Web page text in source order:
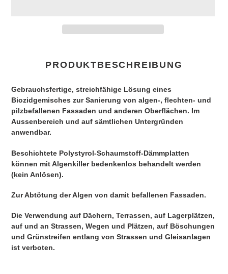
hinzugefügt
PRODUKTBESCHREIBUNG
Gebrauchsfertige, streichfähige Lösung eines
Biozidgemisches zur Sanierung von algen-, flechten- und
pilzbefallenen Fassaden und anderen Oberflächen. Im
Aussenbereich und auf sämtlichen Untergründen
anwendbar.
Beschichtete Polystyrol-Schaumstoff-Dämmplatten
können mit Algenkiller bedenkenlos behandelt werden
(kein Anlösen).
Zur Abtötung der Algen von damit befallenen Fassaden.
Die Verwendung auf Dächern, Terrassen, auf Lagerplätzen,
auf und an Strassen, Wegen und Plätzen, auf Böschungen
und Grünstreifen entlang von Strassen und Gleisanlagen
ist verboten.